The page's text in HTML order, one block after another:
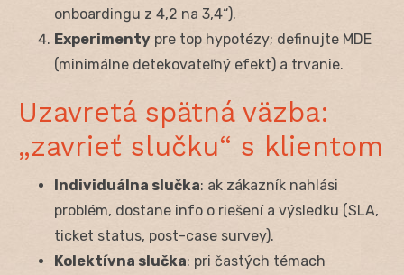
onboardingu z 4,2 na 3,4“).
Experimenty pre top hypotézy; definujte MDE
(minimálne detekovateľný efekt) a trvanie.
Uzavretá spätná väzba:
„zavrieť slučku“ s klientom
Individuálna slučka: ak zákazník nahlási
problém, dostane info o riešení a výsledku (SLA,
ticket status, post-case survey).
Kolektívna slučka: pri častých témach